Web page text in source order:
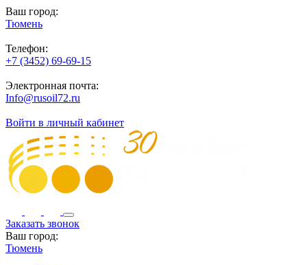
Ваш город:
Тюмень
Телефон:
+7 (3452) 69-69-15
Электронная почта:
Info@rusoil72.ru
Войти в личный кабинет
Заказать звонок
Ваш город:
Тюмень